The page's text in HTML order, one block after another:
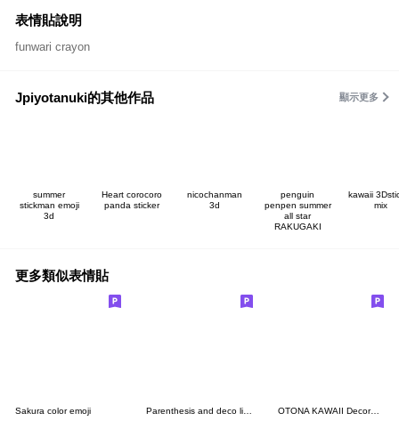
表情貼說明
funwari crayon
Jpiyotanuki的其他作品 顯示更多
summer
stickman emoji
3d
Heart corocoro
panda sticker
nicochanman
3d
penguin
penpen summer
all star
RAKUGAKI
kawaii
mix
更多類似表情貼
Sakura color emoji OTONA KAWAII Decoration Emoji